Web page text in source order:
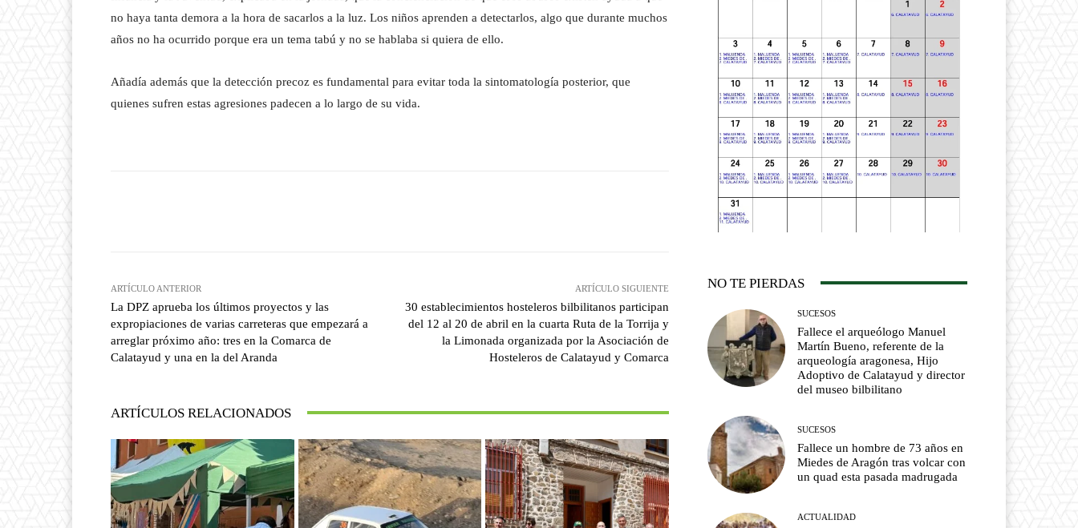
no haya tanta demora a la hora de sacarlos a la luz. Los niños aprenden a detectarlos, algo que durante muchos
años no ha ocurrido porque era un tema tabú y no se hablaba si quiera de ello.
Añadía además que la detección precoz es fundamental para evitar toda la sintomatología posterior, que
quienes sufren estas agresiones padecen a lo largo de su vida.
ARTÍCULO ANTERIOR
La DPZ aprueba los últimos proyectos y las
expropiaciones de varias carreteras que empezará a
arreglar próximo año: tres en la Comarca de
Calatayud y una en la del Aranda
ARTÍCULO SIGUIENTE
30 establecimientos hosteleros bilbilitanos participan
del 12 al 20 de abril en la cuarta Ruta de la Torrija y
la Limonada organizada por la Asociación de
Hosteleros de Calatayud y Comarca
ARTÍCULOS RELACIONADOS
NO TE PIERDAS
SUCESOS
Fallece el arqueólogo Manuel
Martín Bueno, referente de la
arqueología aragonesa, Hijo
Adoptivo de Calatayud y director
del museo bilbilitano
SUCESOS
Fallece un hombre de 73 años en
Miedes de Aragón tras volcar con
un quad esta pasada madrugada
ACTUALIDAD